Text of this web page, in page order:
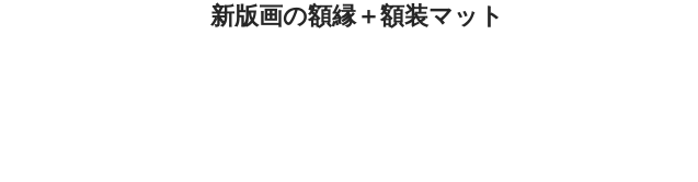
新版画の額縁＋額装マット